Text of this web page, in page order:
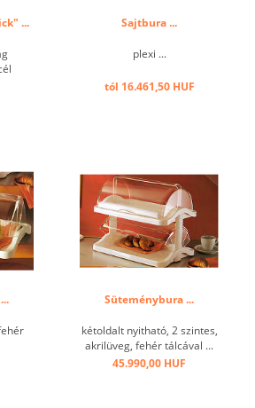
... Sajtbura ...
plexi ...
tól 16.461,50 HUF
Süteménybura ...
kétoldalt nyitható, 2 szintes,
akrilüveg, fehér tálcával ...
45.990,00 HUF